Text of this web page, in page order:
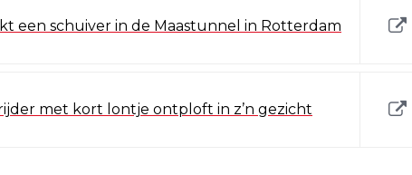
een schuiver in de Maastunnel in Rotterdam
met kort lontje ontploft in z’n gezicht